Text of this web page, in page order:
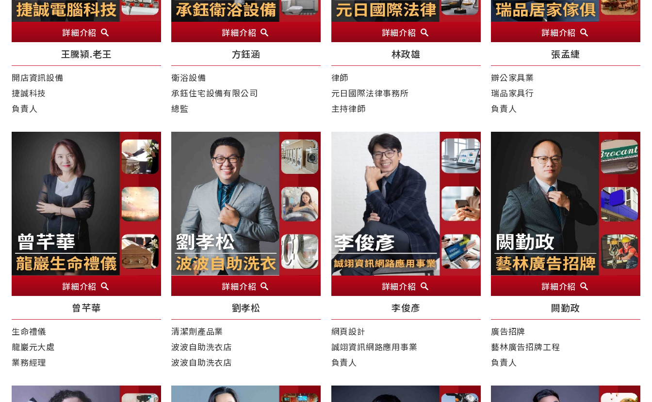
詳細介紹
王騰潁.老王
開店資訊設備
捷誠科技
負責人
詳細介紹
方鈺涵
衛浴設備
承鈺住宅設備有限公司
總監
詳細介紹
林政雄
律師
元日國際法律事務所
主持律師
詳細介紹
張孟緁
辧公家具業
瑞品家具行
負責人
詳細介紹
曾芊華
生命禮儀
龍巖元大處
業務經理
詳細介紹
劉孝松
清潔劑產品業
波波自助洗衣店
波波自助洗衣店
詳細介紹
李俊彥
網頁設計
誠翊資訊網路應用事業
負責人
詳細介紹
闕勤政
廣告招牌
藝林廣告招牌工程
負責人